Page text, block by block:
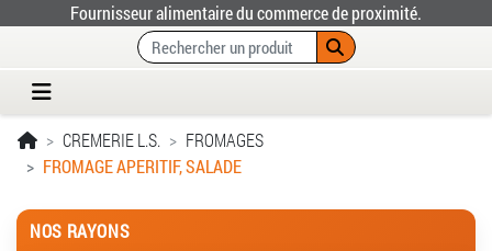
Fournisseur alimentaire du commerce de proximité.
CREMERIE L.S.
FROMAGES
FROMAGE APERITIF, SALADE
NOS RAYONS